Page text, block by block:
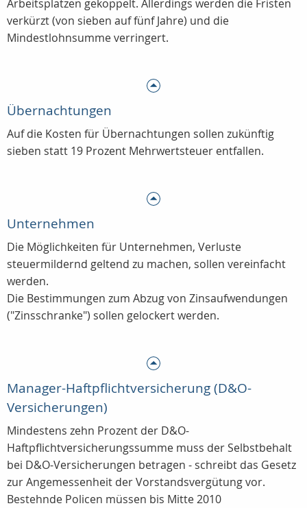
Arbeitsplätzen gekoppelt. Allerdings werden die Fristen
verkürzt (von sieben auf fünf Jahre) und die
Mindestlohnsumme verringert.
Übernachtungen
Auf die Kosten für Übernachtungen sollen zukünftig
sieben statt 19 Prozent Mehrwertsteuer entfallen.
Unternehmen
Die Möglichkeiten für Unternehmen, Verluste
steuermildernd geltend zu machen, sollen vereinfacht
werden.
Die Bestimmungen zum Abzug von Zinsaufwendungen
("Zinsschranke") sollen gelockert werden.
Manager-Haftpflichtversicherung (D&O-
Versicherungen)
Mindestens zehn Prozent der D&O-
Haftpflichtversicherungssumme muss der Selbstbehalt
bei D&O-Versicherungen betragen - schreibt das Gesetz
zur Angemessenheit der Vorstandsvergütung vor.
Bestehnde Policen müssen bis Mitte 2010